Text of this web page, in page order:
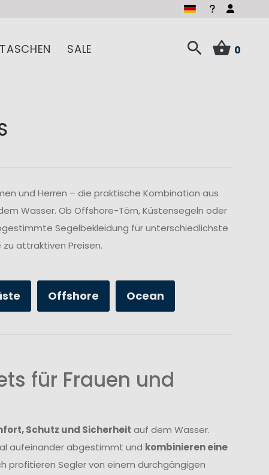
TASCHEN SALE 0
und Herren – die praktische Kombination aus
Wasser. Ob Offshore-Törn, Küstensegeln oder
Segelbekleidung für unterschiedlichste
attraktiven Preisen.
Offshore Ocean
für Frauen und
Schutz und Sicherheit auf dem Wasser.
aufeinander abgestimmt und kombinieren eine
profitieren Segler von einem durchgängigen